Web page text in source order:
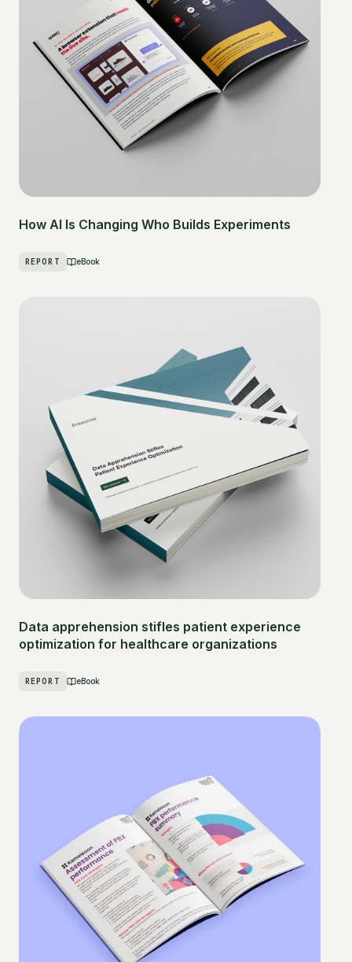
How AI Is Changing Who Builds Experiments
REPORT eBook
Data apprehension stifles patient experience
optimization for healthcare organizations
REPORT eBook